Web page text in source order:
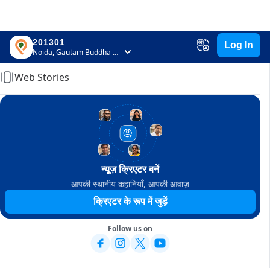
201301
Noida, Gautam Buddha Nagar, Uttar Pradesh
Log In
Home
Web Stories
न्यूज़ क्रिएटर बनें
आपकी स्थानीय कहानियाँ, आपकी आवाज़
क्रिएटर के रूप में जुड़ें
Follow us on